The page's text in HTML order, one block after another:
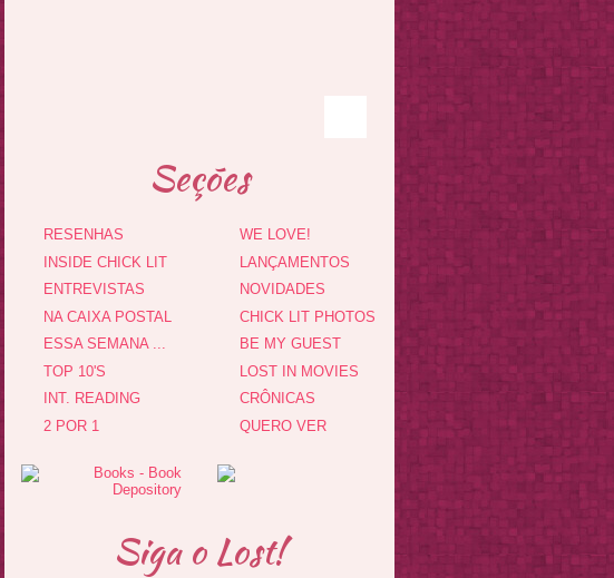
Seções
RESENHAS
INSIDE CHICK LIT
ENTREVISTAS
NA CAIXA POSTAL
ESSA SEMANA ...
TOP 10'S
INT. READING
2 POR 1
WE LOVE!
LANÇAMENTOS
NOVIDADES
CHICK LIT PHOTOS
BE MY GUEST
LOST IN MOVIES
CRÔNICAS
QUERO VER
Siga o Lost!